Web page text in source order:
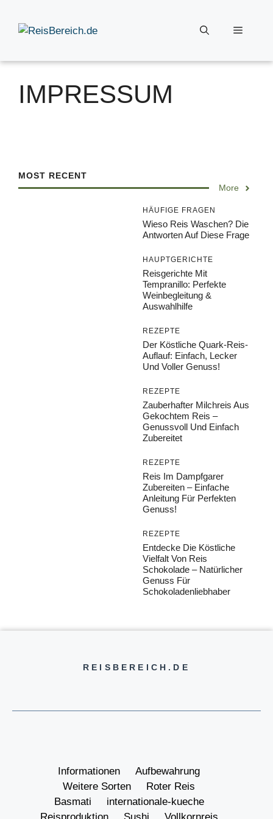
Inhalt
springen
Menü
IMPRESSUM
MOST RECENT
More
HÄUFIGE FRAGEN
Wieso Reis Waschen? Die
Antworten Auf Diese Frage
HAUPTGERICHTE
Reisgerichte Mit
Tempranillo: Perfekte
Weinbegleitung &
Auswahlhilfe
REZEPTE
Der Köstliche Quark-Reis-
Auflauf: Einfach, Lecker
Und Voller Genuss!
REZEPTE
Zauberhafter Milchreis Aus
Gekochtem Reis –
Genussvoll Und Einfach
Zubereitet
REZEPTE
Reis Im Dampfgarer
Zubereiten – Einfache
Anleitung Für Perfekten
Genuss!
REZEPTE
Entdecke Die Köstliche
Vielfalt Von Reis
Schokolade – Natürlicher
Genuss Für
Schokoladenliebhaber
REISBEREICH.DE
Informationen
Aufbewahrung
Weitere Sorten
Roter Reis
Basmati
internationale-kueche
Reisproduktion
Sushi Vollkornreis